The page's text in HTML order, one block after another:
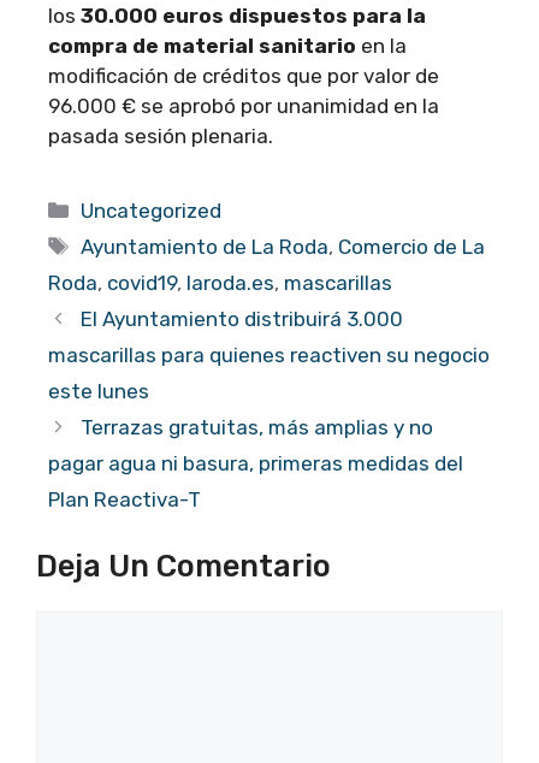
los 30.000 euros dispuestos para la
compra de material sanitario en la
modificación de créditos que por valor de
96.000 € se aprobó por unanimidad en la
pasada sesión plenaria.
Categorías
Uncategorized
Etiquetas
Ayuntamiento de La Roda, Comercio de La
Roda, covid19, laroda.es, mascarillas
El Ayuntamiento distribuirá 3.000
mascarillas para quienes reactiven su negocio
este lunes
Terrazas gratuitas, más amplias y no
pagar agua ni basura, primeras medidas del
Plan Reactiva-T
Deja Un Comentario